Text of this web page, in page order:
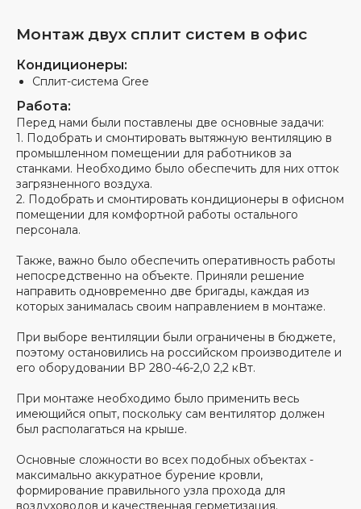
Монтаж двух сплит систем в офис
Кондиционеры:
Сплит-система Gree
Работа:
Перед нами были поставлены две основные задачи:
1. Подобрать и смонтировать вытяжную вентиляцию в
промышленном помещении для работников за
станками. Необходимо было обеспечить для них отток
загрязненного воздуха.
2. Подобрать и смонтировать кондиционеры в офисном
помещении для комфортной работы остального
персонала.
Также, важно было обеспечить оперативность работы
непосредственно на объекте. Приняли решение
направить одновременно две бригады, каждая из
которых занималась своим направлением в монтаже.
При выборе вентиляции были ограничены в бюджете,
поэтому остановились на российском производителе и
его оборудовании ВР 280-46-2,0 2,2 кВт.
При монтаже необходимо было применить весь
имеющийся опыт, поскольку сам вентилятор должен
был располагаться на крыше.
Основные сложности во всех подобных объектах -
максимально аккуратное бурение кровли,
формирование правильного узла прохода для
воздуховодов и качественная герметизация.
Официально устроенные
Прозрачный
документооборот и оплата с
НДС
Проверьте нас по реквизитам
ООО "ГК Ермак"
ИНН: 3252010267
ОГРН 1183256002247
Получить предложение
Андрей Тютюн
Менеджер
отдела продаж